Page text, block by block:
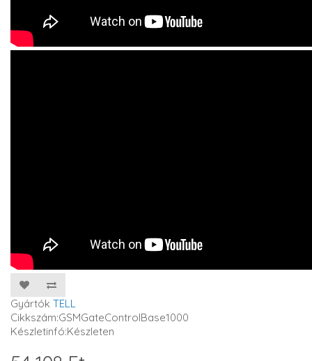
Gyártók TELL
Cikkszám:GSMGateControlBase1000
Készletinfó:Készleten